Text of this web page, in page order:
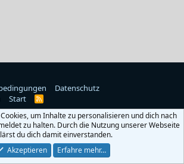
Datenschutz
Start
R
S
um Inhalte zu personalisieren und dich nach
zu halten. Durch die Nutzung unserer Webseite
du dich damit einverstanden.
Akzeptieren
Erfahre mehr…